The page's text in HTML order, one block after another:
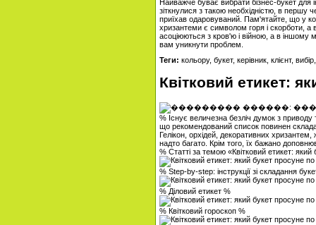
Найважче буває вибрати бізнес-букет для
зіткнулися з такою необхідністю, в першу
приїхав одаровуваний. Пам'ятайте, що у
хризантеми є символом горя і скорботи, а в
асоціюються з кров'ю і війною, а в іншому
вам уникнути проблем.
Теги: кольору, букет, керівник, клієнт,
Квітковий етикет:
% Існує величезна безліч думок з
що рекомендований список повинен
Гелікон, орхідей, декоративних
надто багато. Крім того, їх бажано
% Статті за темою «Квітковий етикет:
% Step-by-step: інструкції зі складання
% Діловий етикет %
% Квітковий гороскоп %